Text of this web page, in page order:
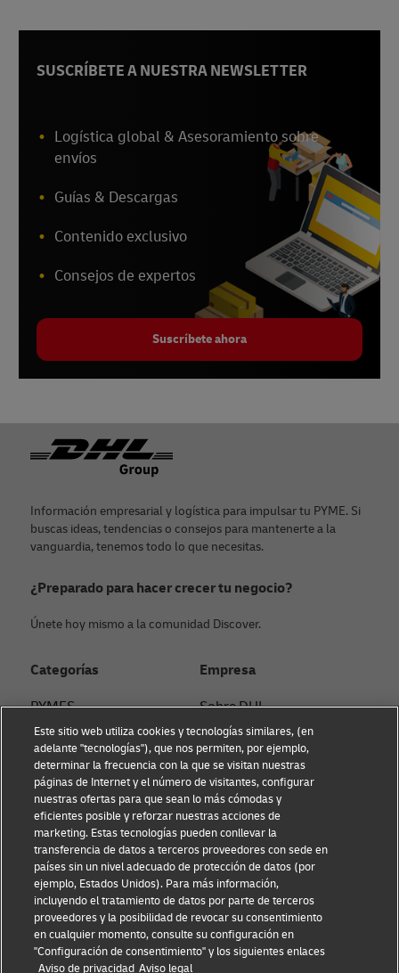
SUSCRÍBETE A NUESTRA NEWSLETTER
Logística global & Asesoramiento sobre
envíos
Guías & Descargas
Contenido exclusivo
Consejos de expertos
Suscríbete ahora
Pie de página
Información empresarial y logística para impulsar tu PYME. Si
buscas ideas, tendencias o consejos para mantenerte a la
vanguardia, tenemos todo lo que necesitas.
¿Preparado para hacer crecer tu negocio?
Únete hoy mismo a la comunidad Discover.
Categorías
PYMES
Asesoramiento en e-
commerce
Asesoramiento B2B
Asesoramiento logístico
Noticias & Insights
Envía con DHL
Empresa
Sobre DHL
Contacto
Sostenibilidad
Aviso Legal
Condiciones de uso
Aviso de privacidad
Configuración de cookies
Síguenos
Este sitio web utiliza cookies y tecnologías similares, (en
adelante "tecnologías"), que nos permiten, por ejemplo,
determinar la frecuencia con la que se visitan nuestras
páginas de Internet y el número de visitantes, configurar
nuestras ofertas para que sean lo más cómodas y
eficientes posible y reforzar nuestras acciones de
marketing. Estas tecnologías pueden conllevar la
transferencia de datos a terceros proveedores con sede en
países sin un nivel adecuado de protección de datos (por
ejemplo, Estados Unidos). Para más información,
incluyendo el tratamiento de datos por parte de terceros
proveedores y la posibilidad de revocar su consentimiento
en cualquier momento, consulte su configuración en
"Configuración de consentimiento" y los siguientes enlaces
Aviso de privacidad Aviso legal